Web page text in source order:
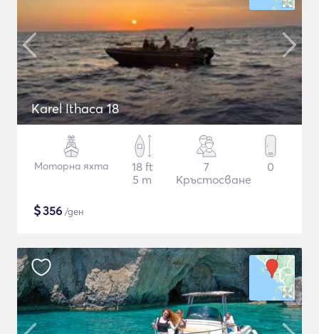
Karel Ithaca 18
Моторна яхта
18 ft
5 m
7
Кръстосване
0
$356 /ден